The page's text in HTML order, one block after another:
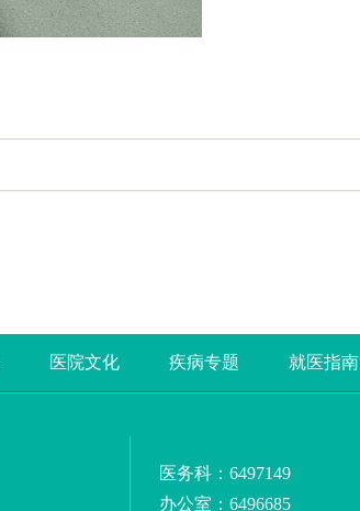
医院文化 疾病专题 就医指南
医务科：6497149
办公室：6496685